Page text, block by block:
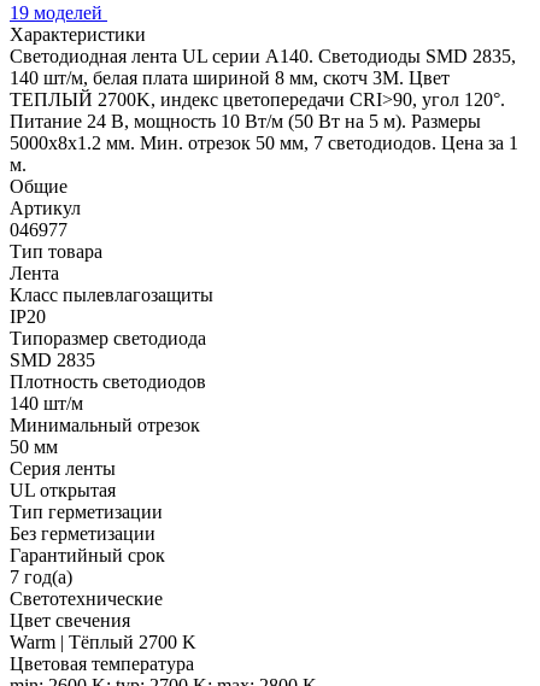
19 моделей
Характеристики
Светодиодная лента UL серии A140. Светодиоды SMD 2835,
140 шт/м, белая плата шириной 8 мм, скотч 3M. Цвет
ТЕПЛЫЙ 2700K, индекс цветопередачи CRI>90, угол 120°.
Питание 24 В, мощность 10 Вт/м (50 Вт на 5 м). Размеры
5000x8x1.2 мм. Мин. отрезок 50 мм, 7 светодиодов. Цена за 1
м.
Общие
Артикул
046977
Тип товара
Лента
Класс пылевлагозащиты
IP20
Типоразмер светодиода
SMD 2835
Плотность светодиодов
140 шт/м
Минимальный отрезок
50 мм
Серия ленты
UL открытая
Тип герметизации
Без герметизации
Гарантийный срок
7 год(а)
Светотехнические
Цвет свечения
Warm | Тёплый 2700 K
Цветовая температура